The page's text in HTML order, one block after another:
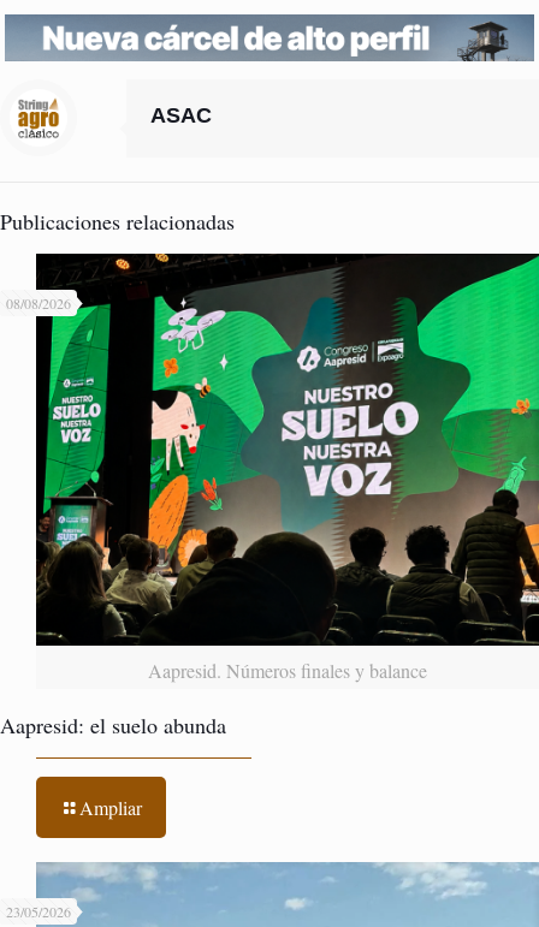
ASAC
Publicaciones relacionadas
Aapresid. Números finales y balance
08/08/2026
Aapresid: el suelo abunda
Ampliar
23/05/2026